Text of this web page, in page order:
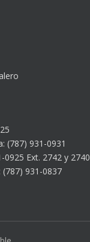
(787) 931-0931
0925 Ext. 2742 y 2740
(787) 931-0837